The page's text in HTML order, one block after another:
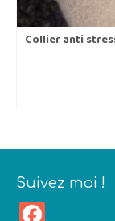
Collier anti
Suivez moi !